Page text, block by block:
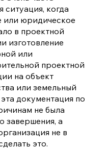
ситуация, когда
или юридическое
в проектной
изготовление
или
проектной
на объект
или земельный
документация по
не была
завершения, а
не в
это.